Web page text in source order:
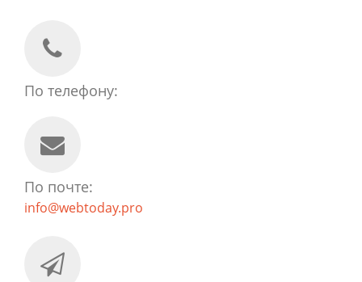
По телефону:
По почте:
info@webtoday.pro